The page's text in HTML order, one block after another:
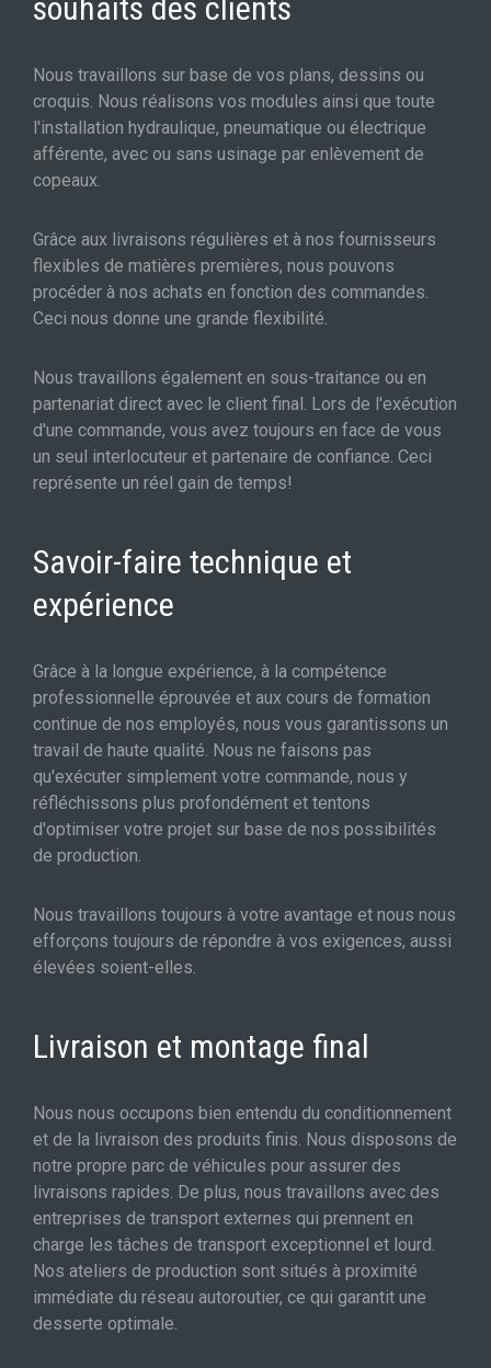
souhaits des clients
Nous travaillons sur base de vos plans, dessins ou
croquis. Nous réalisons vos modules ainsi que toute
l'installation hydraulique, pneumatique ou électrique
afférente, avec ou sans usinage par enlèvement de
copeaux.
Grâce aux livraisons régulières et à nos fournisseurs
flexibles de matières premières, nous pouvons
procéder à nos achats en fonction des commandes.
Ceci nous donne une grande flexibilité.
Nous travaillons également en sous-traitance ou en
partenariat direct avec le client final. Lors de l'exécution
d'une commande, vous avez toujours en face de vous
un seul interlocuteur et partenaire de confiance. Ceci
représente un réel gain de temps!
Savoir-faire technique et
expérience
Grâce à la longue expérience, à la compétence
professionnelle éprouvée et aux cours de formation
continue de nos employés, nous vous garantissons un
travail de haute qualité. Nous ne faisons pas
qu'exécuter simplement votre commande, nous y
réfléchissons plus profondément et tentons
d'optimiser votre projet sur base de nos possibilités
de production.
Nous travaillons toujours à votre avantage et nous nous
efforçons toujours de répondre à vos exigences, aussi
élevées soient-elles.
Livraison et montage final
Nous nous occupons bien entendu du conditionnement
et de la livraison des produits finis. Nous disposons de
notre propre parc de véhicules pour assurer des
livraisons rapides. De plus, nous travaillons avec des
entreprises de transport externes qui prennent en
charge les tâches de transport exceptionnel et lourd.
Nos ateliers de production sont situés à proximité
immédiate du réseau autoroutier, ce qui garantit une
desserte optimale.